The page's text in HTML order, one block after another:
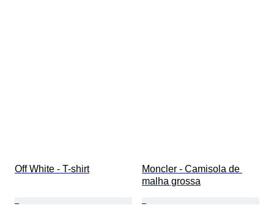
Off White - T-shirt
Moncler - Camisola de
malha grossa